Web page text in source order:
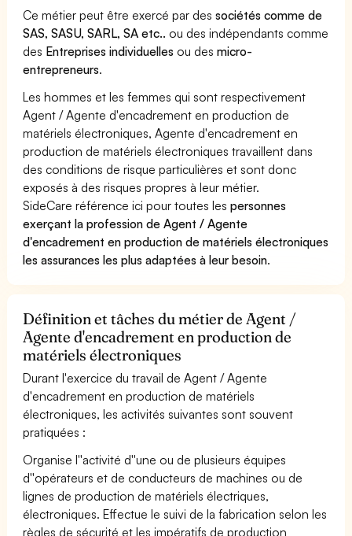
Ce métier peut être exercé par dessociétés comme de
SAS, SASU, SARL, SA etc.. ou des indépendants comme
des Entreprises individuelles ou desmicro-
entrepreneurs.
Les hommes et les femmes qui sont respectivement
Agent / Agente d'encadrement en production de
matériels électroniques, Agente d'encadrement en
production de matériels électroniques travaillent dans
des conditions de risque particulières et sont donc
exposés à des risques propres à leur métier.
SideCare référence ici pour toutes lespersonnes
exerçant la profession de Agent / Agente
d'encadrement en production de matériels électroniques
les assurances les plus adaptées à leur besoin.
Définition et tâches du métier de Agent /
Agente d'encadrement en production de
matériels électroniques
Durant l'exercice du travail de Agent / Agente
d'encadrement en production de matériels
électroniques, les activités suivantes sont souvent
pratiquées :
Organise l''activité d''une ou de plusieurs équipes
d''opérateurs et de conducteurs de machines ou de
lignes de production de matériels électriques,
électroniques. Effectue le suivi de la fabrication selon les
règles de sécurité et les impératifs de production